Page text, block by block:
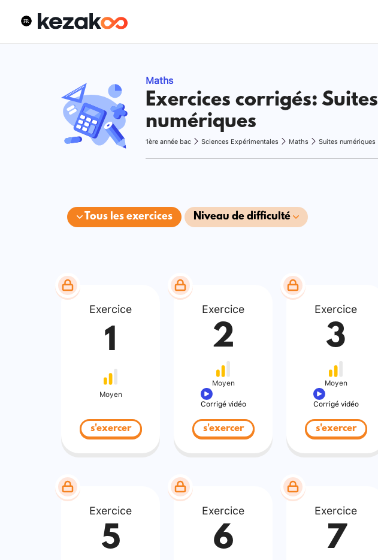
Maths
Exercices corrigés: Suites
numériques
1ère année bac Sciences Expérimentales Maths Suites numériques
Tous les exercices Niveau de difficulté
Exercice
1
Moyen
s'exercer
Exercice
2
Moyen
Corrigé vidéo
s'exercer
Exercice
3
Moyen
Corrigé vidéo
s'exercer
Exercice
5
Exercice
6
Exercice
7